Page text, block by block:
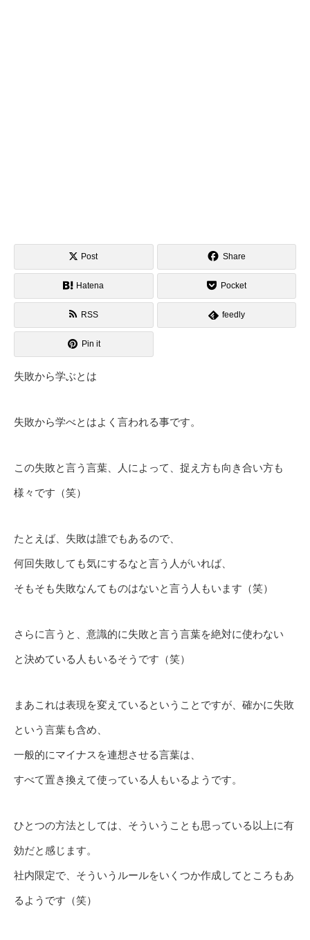
Post Share
Hatena Pocket
RSS feedly
Pin it
失敗から学ぶとは
失敗から学べとはよく言われる事です。
この失敗と言う言葉、人によって、捉え方も向き合い方も
様々です（笑）
たとえば、失敗は誰でもあるので、
何回失敗しても気にするなと言う人がいれば、
そもそも失敗なんてものはないと言う人もいます（笑）
さらに言うと、意識的に失敗と言う言葉を絶対に使わない
と決めている人もいるそうです（笑）
まあこれは表現を変えているということですが、確かに失敗
という言葉も含め、
一般的にマイナスを連想させる言葉は、
すべて置き換えて使っている人もいるようです。
ひとつの方法としては、そういうことも思っている以上に有
効だと感じます。
社内限定で、そういうルールをいくつか作成してところもあ
るようです（笑）